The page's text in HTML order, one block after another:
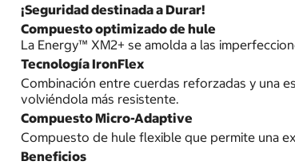
¡Seguridad destinada a Durar!
Compuesto optimizado de hule
La Energy™ XM2+ se amolda a las
Tecnología IronFlex
Combinación entre cuerdas reforzadas y una
volviéndola más resistente.
Compuesto Micro-Adaptive
Compuesto de hule flexible que permite una
Beneficios